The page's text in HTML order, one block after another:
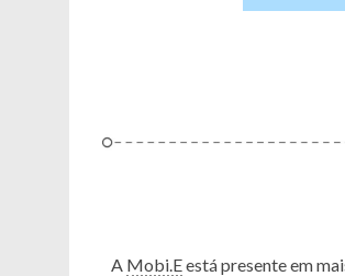
A Mobi.Eestá presente em